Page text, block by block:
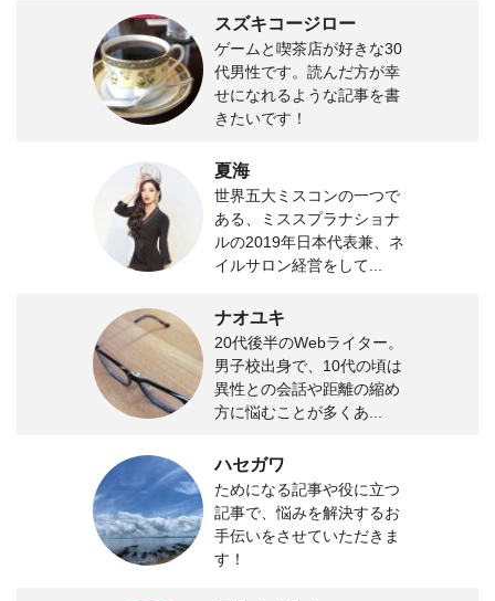
スズキコージロー
ゲームと喫茶店が好きな30
代男性です。読んだ方が幸
せになれるような記事を書
きたいです！
夏海
世界五大ミスコンの一つで
ある、ミススプラナショナ
ルの2019年日本代表兼、ネ
イルサロン経営をして...
ナオユキ
20代後半のWebライター。
男子校出身で、10代の頃は
異性との会話や距離の縮め
方に悩むことが多くあ...
ハセガワ
ためになる記事や役に立つ
記事で、悩みを解決するお
手伝いをさせていただきま
す！